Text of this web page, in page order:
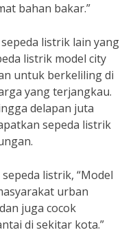
bahan bakar.”
listrik lain yang
listrik model city
untuk berkeliling di
yang terjangkau.
delapan juta
sepeda listrik
listrik, “Model
urban
juga cocok
di sekitar kota.”